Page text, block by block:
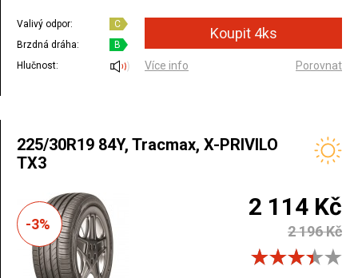
Valivý odpor:
C
Brzdná dráha:
B
Hlučnost:
Více info Porovnat
225/30R19 84Y, Tracmax, X-PRIVILO
TX3
-3%
2 114 Kč
2 196 Kč